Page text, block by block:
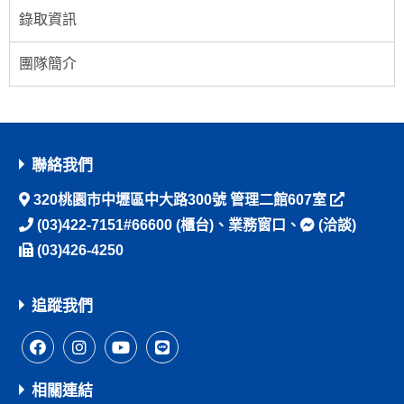
錄取資訊
團隊簡介
聯絡我們
320桃園市中壢區中大路300號 管理二館607室
(03)422-7151#66600 (櫃台)、 業務窗口 、
(洽談)
(03)426-4250
追蹤我們
相關連結